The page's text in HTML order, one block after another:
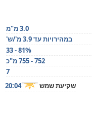
3.0 מ"מ
במהירויות עד 3.9 מ'/ש'
33 - 81%
752 - 755 מ"כ
7
שקיעת שמש 20:04